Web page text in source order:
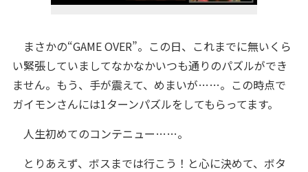
まさかの“GAME OVER”。この日、これまでに無いくら
い緊張していましてなかなかいつも通りのパズルができ
ません。もう、手が震えて、めまいが……。この時点で
ガイモンさんには1ターンパズルをしてもらってます。
人生初めてのコンテニュー……。
とりあえず、ボスまでは行こう！と心に決めて、ボタ